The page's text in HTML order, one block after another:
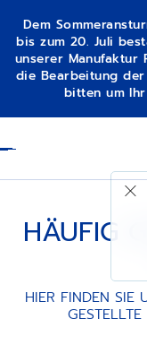
Dem
bis zum 20. Juli
unserer Manufaktur
die Bearbeitung
bitten um
HÄUFIG
HIER FINDEN SIE